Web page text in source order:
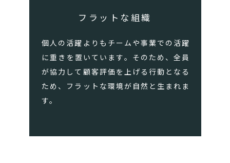
フラットな組織
個人の活躍よりもチームや事業での活躍
に重きを置いています。そのため、全員
が協力して顧客評価を上げる行動となる
ため、フラットな環境が自然と生まれま
す。